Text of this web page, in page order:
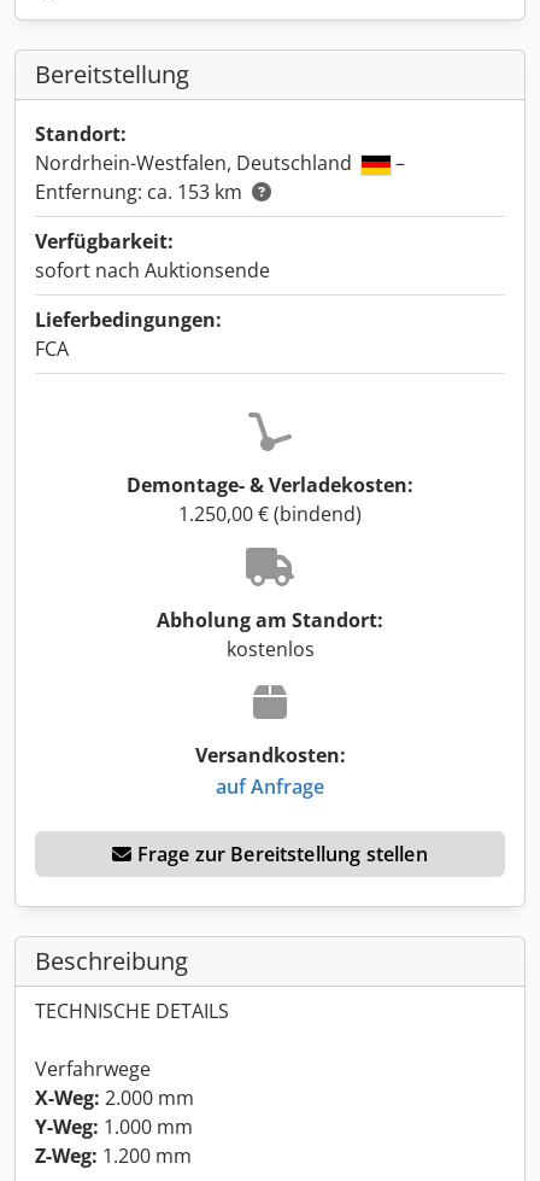
Bereitstellung
Standort:
Nordrhein-Westfalen, Deutschland
–
Entfernung: ca. 153 km
Verfügbarkeit:
sofort nach Auktionsende
Lieferbedingungen:
FCA
Demontage- & Verladekosten:
1.250,00 € (bindend)
Abholung am Standort:
kostenlos
Versandkosten:
auf Anfrage
Frage zur Bereitstellung stellen
Beschreibung
TECHNISCHE DETAILS
Verfahrwege
X-Weg: 2.000 mm
Y-Weg: 1.000 mm
Z-Weg: 1.200 mm